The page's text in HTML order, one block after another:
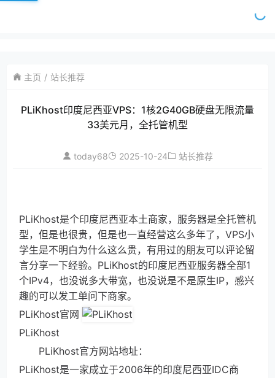
主页 站长推荐
PLiKhost印度尼西亚VPS：1核2G40GB硬盘无限流量
33美元月，全托管机型
today68 2025-10-24 站长推荐
PLiKhost是个印度尼西亚本土商家，服务器是全托管机
型，但是也很贵，但是也一直经营这么多年了，VPS小
学生是不明白为什么这么贵，有用过的朋友可以评论留
言分享一下经验。PLiKhost的印度尼西亚服务器全部1
个IPv4，也没说多大带宽，也没说是不是原生IP，感兴
趣的可以发工单问下商家。
PLiKhost官网
PLiKhost
PLiKhost官方网站地址：
PLiKhost是一家成立于2006年的印度尼西亚IDC商